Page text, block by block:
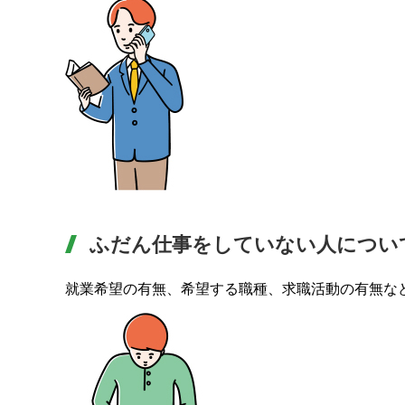
ふだん仕事をしていない人につい
就業希望の有無、希望する職種、求職活動の有無な